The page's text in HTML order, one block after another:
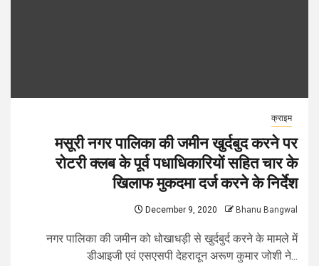
क्राइम
मसूरी नगर पालिका की जमीन खुर्दबुद करने पर
रोटरी क्लब के पूर्व पधाधिकारियों सहित चार के
खिलाफ मुकदमा दर्ज करने के निर्देश
December 9, 2020 Bhanu Bangwal
नगर पालिका की जमीन को धोखाधड़ी से खुर्दबुर्द करने के मामले में
डीआइजी एवं एसएसपी देहरादून अरूण कुमार जोशी ने...